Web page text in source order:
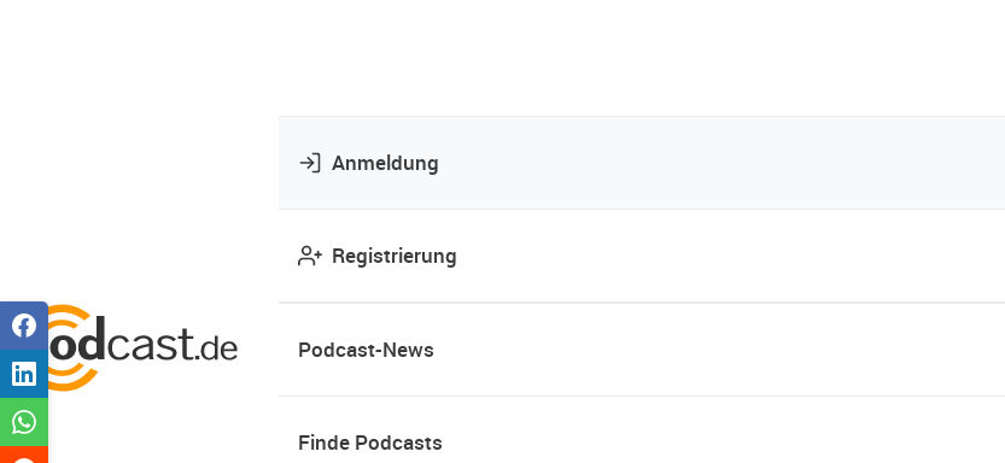
Anmeldung
Registrierung
Podcast-News
Finde Podcasts